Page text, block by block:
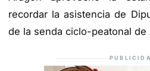
recordar la asistencia de
de la senda ciclo-peatonal de